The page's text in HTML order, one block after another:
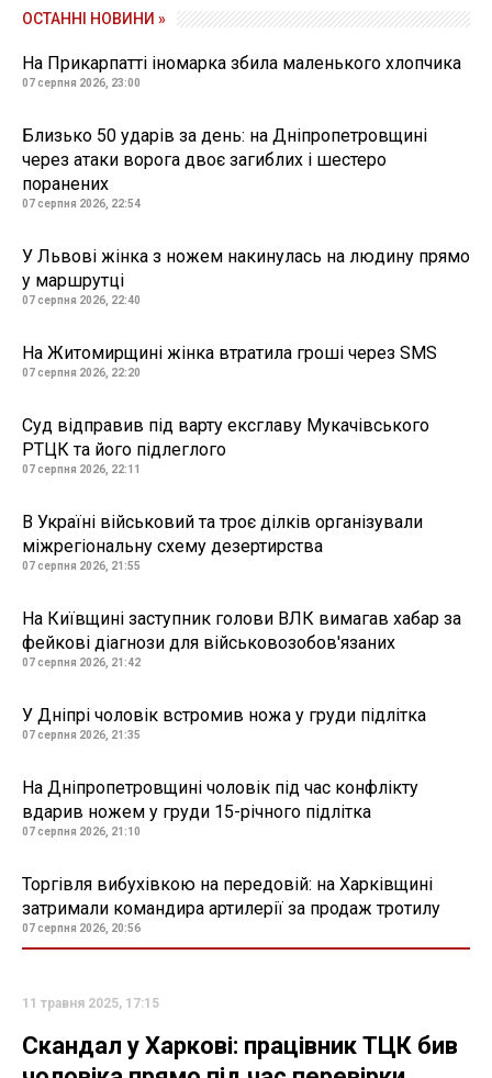
ОСТАННІ НОВИНИ »
На Прикарпатті іномарка збила маленького хлопчика
07 серпня 2026, 23:00
Близько 50 ударів за день: на Дніпропетровщині
через атаки ворога двоє загиблих і шестеро
поранених
07 серпня 2026, 22:54
У Львові жінка з ножем накинулась на людину прямо
у маршрутці
07 серпня 2026, 22:40
На Житомирщині жінка втратила гроші через SMS
07 серпня 2026, 22:20
Суд відправив під варту ексглаву Мукачівського
РТЦК та його підлеглого
07 серпня 2026, 22:11
В Україні військовий та троє ділків організували
міжрегіональну схему дезертирства
07 серпня 2026, 21:55
На Київщині заступник голови ВЛК вимагав хабар за
фейкові діагнози для військовозобов'язаних
07 серпня 2026, 21:42
У Дніпрі чоловік встромив ножа у груди підлітка
07 серпня 2026, 21:35
На Дніпропетровщині чоловік під час конфлікту
вдарив ножем у груди 15-річного підлітка
07 серпня 2026, 21:10
Торгівля вибухівкою на передовій: на Харківщині
затримали командира артилерії за продаж тротилу
07 серпня 2026, 20:56
11 травня 2025, 17:15
Скандал у Харкові: працівник ТЦК бив